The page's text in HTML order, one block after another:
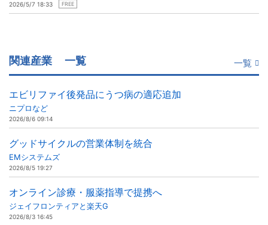
2026/5/7 18:33 FREE
関連産業 一覧 一覧
エビリファイ後発品にうつ病の適応追加
ニプロなど
2026/8/6 09:14
グッドサイクルの営業体制を統合
EMシステムズ
2026/8/5 19:27
オンライン診療・服薬指導で提携へ
ジェイフロンティアと楽天G
2026/8/3 16:45